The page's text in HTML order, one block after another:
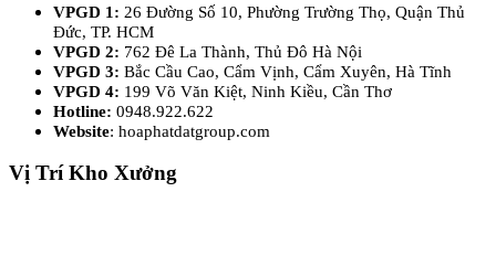
VPGD 1: 26 Đường Số 10, Phường Trường Thọ, Quận Thủ
Đức, TP. HCM
VPGD 2: 762 Đê La Thành, Thủ Đô Hà Nội
VPGD 3: Bắc Cầu Cao, Cẩm Vịnh, Cẩm Xuyên, Hà Tĩnh
VPGD 4: 199 Võ Văn Kiệt, Ninh Kiều, Cần Thơ
Hotline: 0948.922.622
Website: hoaphatdatgroup.com
Vị Trí Kho Xưởng